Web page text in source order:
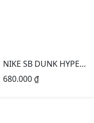
NIKE SB DUNK HYPER ROYAL
680.000₫